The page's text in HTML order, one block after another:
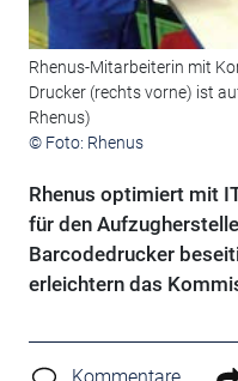
Rhenus-Mitarbeiterin mit
Drucker (rechts vorne) ist
Rhenus)
© Foto: Rhenus
Rhenus optimiert mit
für den
Barcodedrucker
erleichtern das